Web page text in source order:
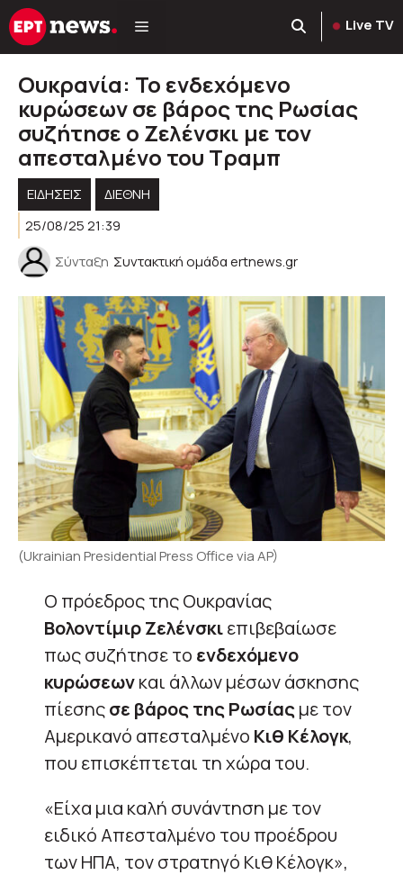
Μετάβαση
σε
Live TV
Ουκρανία: Το ενδεχόμενο
κυρώσεων σε βάρος της Ρωσίας
συζήτησε ο Ζελένσκι με τον
απεσταλμένο του Τραμπ
ΕΙΔΗΣΕΙΣ
ΔΙΕΘΝΗ
25/08/25 21:39
Σύνταξη Συντακτική ομάδα ertnews.gr
(Ukrainian Presidential Press Office via AP)
Ο πρόεδρος της Ουκρανίας
Βολοντίμιρ Ζελένσκιεπιβεβαίωσε
πως συζήτησε το ενδεχόμενο
κυρώσεωνκαι άλλων μέσων άσκησης
πίεσηςσε βάρος της Ρωσίαςμε τον
Αμερικανό απεσταλμένο Κιθ Κέλογκ,
που επισκέπτεται τη χώρα του.
«Είχα μια καλή συνάντηση με τον
ειδικό Απεσταλμένο του προέδρου
των ΗΠΑ, τον στρατηγό Κιθ Κέλογκ»,